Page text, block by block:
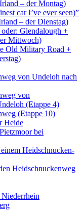
– der Montag)
car I’ve ever seen)”
– der Dienstag)
Glendalough +
Mittwoch)
Old Military Road +
von Undeloh nach
von
(Etappe 4)
(Etappe 10)
Heide
bei
Heidschnucken-
Heidschnuckenweg